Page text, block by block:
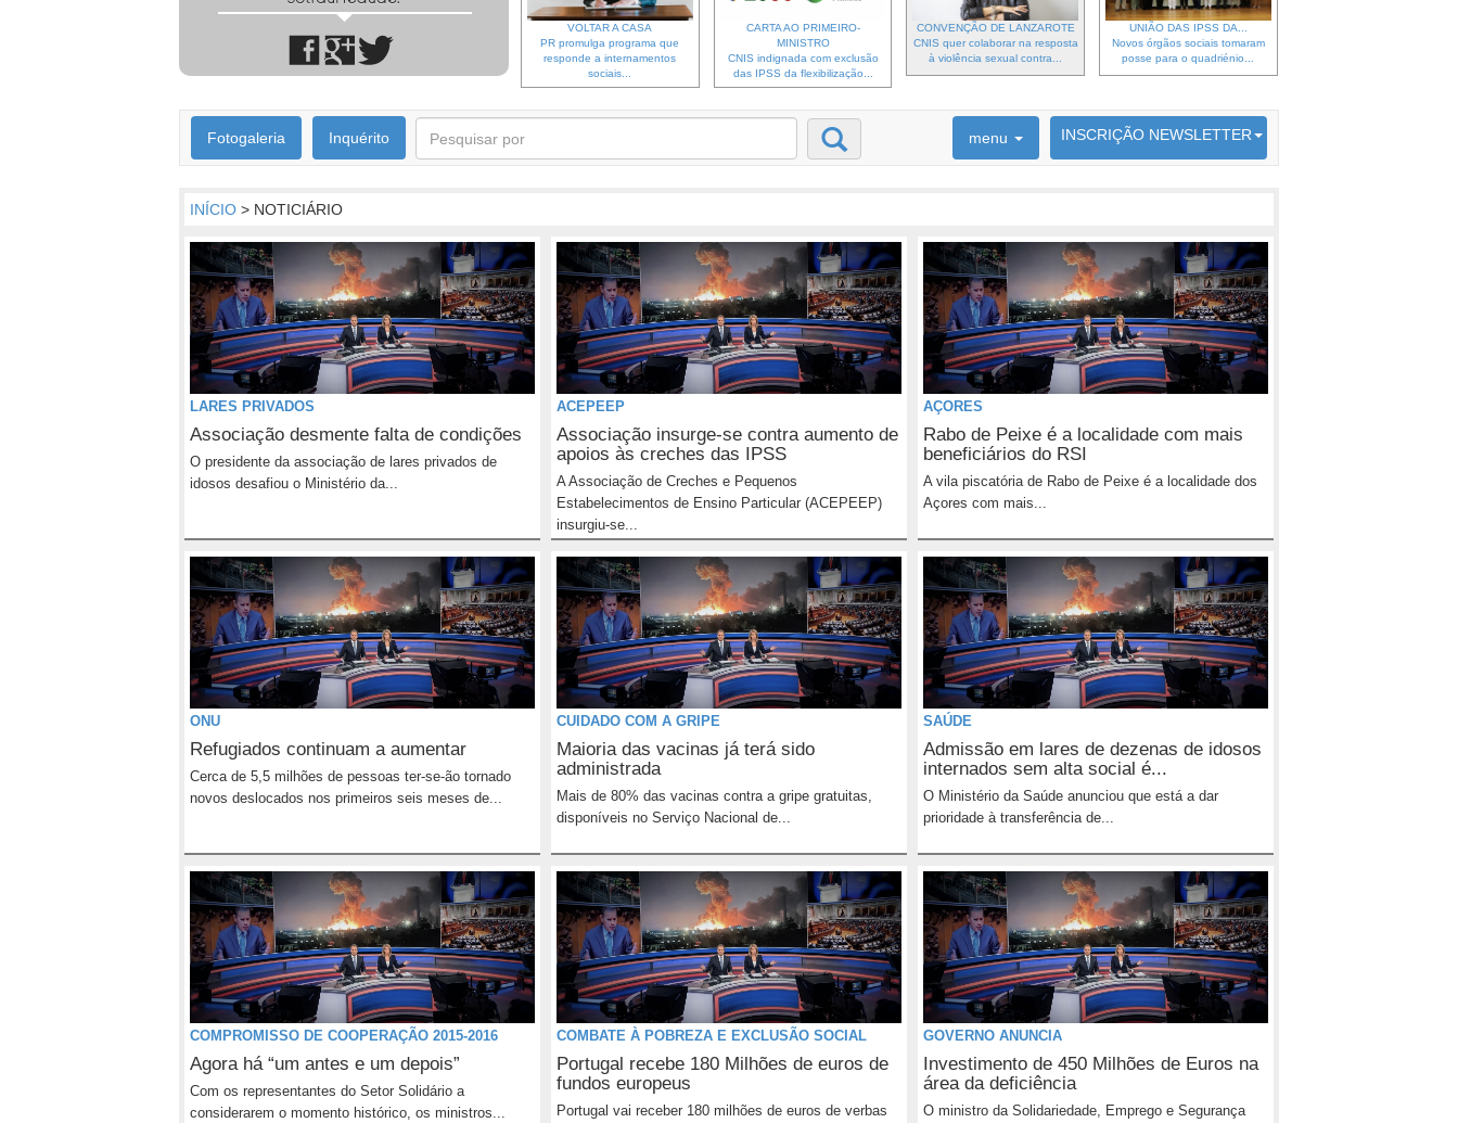
VOLTAR A CASA
PR promulga programa que
responde a internamentos
sociais...
CARTA AO PRIMEIRO-
MINISTRO
CNIS indignada com exclusão
das IPSS da flexibilização...
CONVENÇÃO DE LANZAROTE
CNIS quer colaborar na resposta
à violência sexual contra...
UNIÃO DAS IPSS DA...
Novos órgãos sociais tomaram
posse para o quadriénio...
Fotogaleria Inquérito menu INSCRIÇÃO NEWSLETTER
INÍCIO > NOTICIÁRIO
LARES PRIVADOS
Associação desmente falta de condições
O presidente da associação de lares privados de
idosos desafiou o Ministério da...
ACEPEEP
Associação insurge-se contra aumento de
apoios às creches das IPSS
A Associação de Creches e Pequenos
Estabelecimentos de Ensino Particular (ACEPEEP)
insurgiu-se...
AÇORES
Rabo de Peixe é a localidade com mais
beneficiários do RSI
A vila piscatória de Rabo de Peixe é a localidade dos
Açores com mais...
ONU
Refugiados continuam a aumentar
Cerca de 5,5 milhões de pessoas ter-se-ão tornado
novos deslocados nos primeiros seis meses de...
CUIDADO COM A GRIPE
Maioria das vacinas já terá sido
administrada
Mais de 80% das vacinas contra a gripe gratuitas,
disponíveis no Serviço Nacional de...
SAÚDE
Admissão em lares de dezenas de idosos
internados sem alta social é...
O Ministério da Saúde anunciou que está a dar
prioridade à transferência de...
COMPROMISSO DE COOPERAÇÃO 2015-2016
Agora há “um antes e um depois”
Com os representantes do Setor Solidário a
considerarem o momento histórico, os ministros...
COMBATE À POBREZA E EXCLUSÃO SOCIAL
Portugal recebe 180 Milhões de euros de
fundos europeus
Portugal vai receber 180 milhões de euros de verbas
GOVERNO ANUNCIA
Investimento de 450 Milhões de Euros na
área da deficiência
O ministro da Solidariedade, Emprego e Segurança